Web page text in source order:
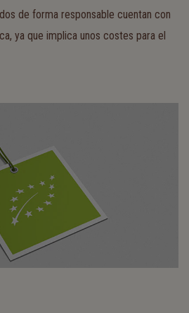
de forma responsable cuentan con
ya que implica unos costes para el